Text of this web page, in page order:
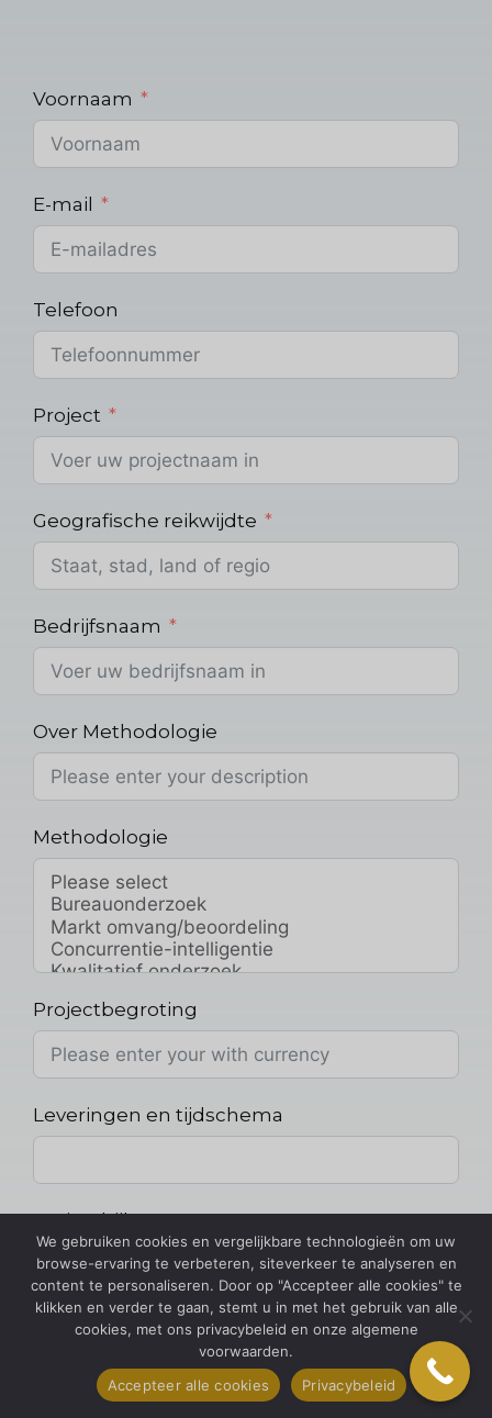
Voornaam
E-mail
Telefoon
Project
Geografische reikwijdte
Bedrijfsnaam
Over Methodologie
Methodologie
Projectbegroting
Leveringen en tijdschema
Projectbijlage
Kies bestand
Uw bericht
We gebruiken cookies en vergelijkbare technologieën om uw
browse-ervaring te verbeteren, siteverkeer te analyseren en
content te personaliseren. Door op "Accepteer alle cookies" te
klikken en verder te gaan, stemt u in met het gebruik van alle
cookies, met ons privacybeleid en onze algemene
voorwaarden.
Accepteer alle cookies
Privacybeleid